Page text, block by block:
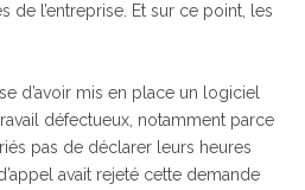
de l’entreprise. Et sur ce point, les
d’avoir mis en place un logiciel
défectueux, notamment parce
pas de déclarer leurs heures
avait rejeté cette demande